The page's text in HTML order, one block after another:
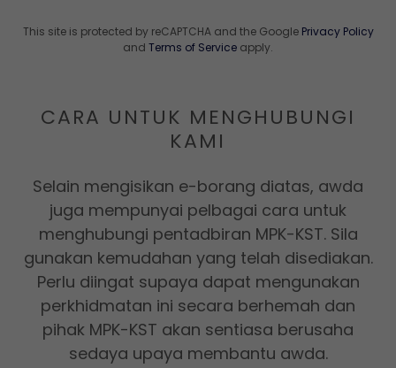
This site is protected by reCAPTCHA and the Google Privacy Policy
and Terms of Service apply.
CARA UNTUK MENGHUBUNGI
KAMI
Selain mengisikan e-borang diatas, awda
juga mempunyai pelbagai cara untuk
menghubungi pentadbiran MPK-KST. Sila
gunakan kemudahan yang telah disediakan.
Perlu diingat supaya dapat mengunakan
perkhidmatan ini secara berhemah dan
pihak MPK-KST akan sentiasa berusaha
sedaya upaya membantu awda.